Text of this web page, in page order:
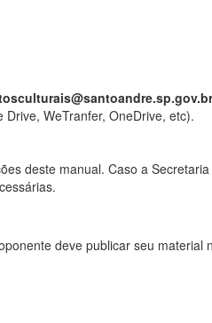
WeTranfer, OneDrive, etc).
deste manual. Caso a
deve publicar seu material